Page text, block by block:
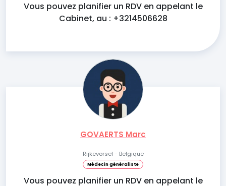
Vous pouvez planifier un RDV en appelant le
Cabinet, au : +3214506628
GOVAERTS Marc
Rijkevorsel - Belgique
Médecin généraliste
Vous pouvez planifier un RDV en appelant le